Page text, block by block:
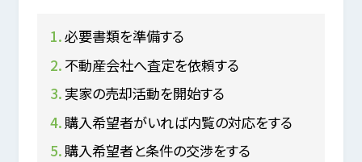
必要書類を準備する
不動産会社へ査定を依頼する
実家の売却活動を開始する
購入希望者がいれば内覧の対応をする
購入希望者と条件の交渉をする